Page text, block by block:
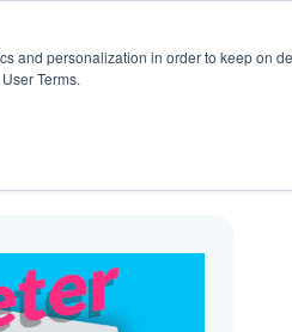
and personalization in order to keep on
Terms.